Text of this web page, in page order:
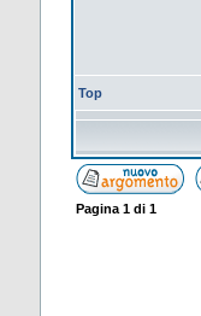
Top
Pagina 1di 1